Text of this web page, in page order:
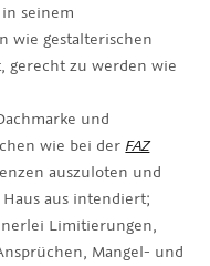
seinem
wie gestalterischen
gerecht zu werden wie
und
wie bei der FAZ
auszuloten und
aus intendiert;
Limitierungen,
Mangel- und